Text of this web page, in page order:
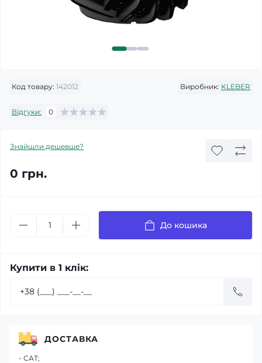
Код товару: 142012 Виробник: KLEBER
Відгуки: 0
Знайшли дешевше?
0 грн.
До кошика
Купити в 1 клік:
ДОСТАВКА
- САТ;